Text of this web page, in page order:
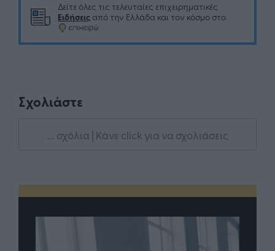
Δείτε όλες τις τελευταίες επιχειρηματικές
Ειδήσεις από την Ελλάδα και τον κόσμο στο
Σχολιάστε
... σχόλια | Κάνε click για να σχολιάσεις